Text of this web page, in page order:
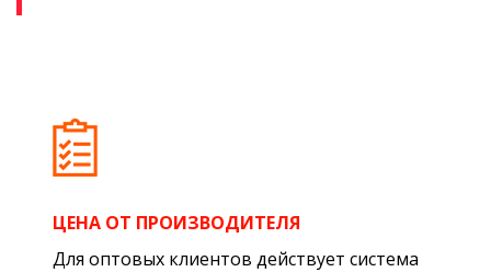
ЦЕНА ОТ ПРОИЗВОДИТЕЛЯ
Для оптовых клиентов действует система